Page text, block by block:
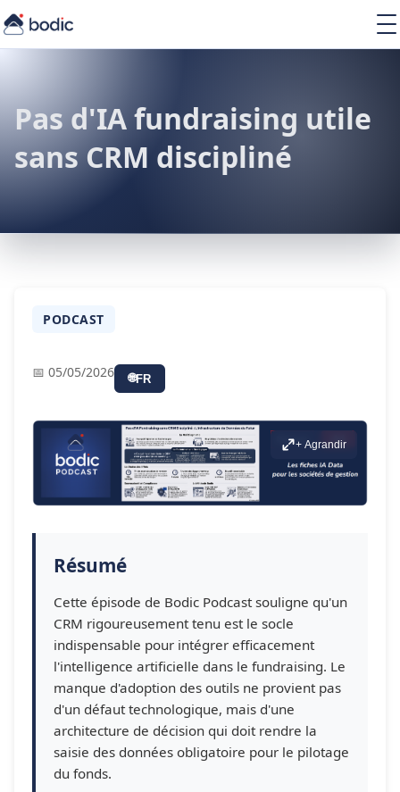
Learning
Über uns
Ressourcen
Pas d'IA fundraising utile
sans CRM discipliné
PODCAST
📅 05/05/2026 🌐FR
+ Agrandir
Résumé
Cette épisode de Bodic Podcast souligne qu'un
CRM rigoureusement tenu est le socle
indispensable pour intégrer efficacement
l'intelligence artificielle dans le fundraising. Le
manque d'adoption des outils ne provient pas
d'un défaut technologique, mais d'une
architecture de décision qui doit rendre la
saisie des données obligatoire pour le pilotage
du fonds.